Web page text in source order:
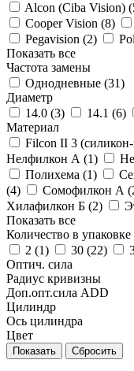
Alcon (Ciba Vision) (
Cooper Vision (8)
Pegavision (2)
Показать все
Частота замены
Однодневные (31)
Диаметр
14.0 (3) 14.1 (6)
Материал
Filcon II 3
Нелфилкон А (1)
Полихема (1)
(4) Сомофилкон А (
Хилафилкон Б (2)
Показать все
Количество в упаковке
2 (1) 30 (22)
Оптич. сила
Радиус кривизны
Доп.опт.сила ADD
Цилиндр
Ось цилиндра
Цвет
Сбросить